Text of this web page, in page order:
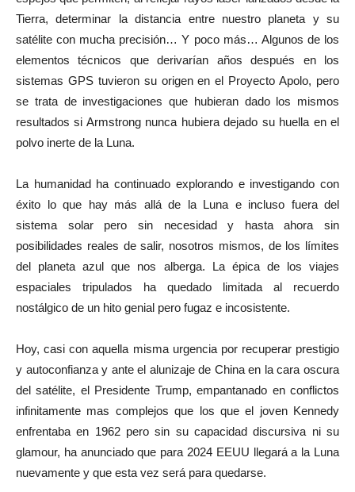
Tierra, determinar la distancia entre nuestro planeta y su
satélite con mucha precisión… Y poco más… Algunos de los
elementos técnicos que derivarían años después en los
sistemas GPS tuvieron su origen en el Proyecto Apolo, pero
se trata de investigaciones que hubieran dado los mismos
resultados si Armstrong nunca hubiera dejado su huella en el
polvo inerte de la Luna.
La humanidad ha continuado explorando e investigando con
éxito lo que hay más allá de la Luna e incluso fuera del
sistema solar pero sin necesidad y hasta ahora sin
posibilidades reales de salir, nosotros mismos, de los límites
del planeta azul que nos alberga. La épica de los viajes
espaciales tripulados ha quedado limitada al recuerdo
nostálgico de un hito genial pero fugaz e incosistente.
Hoy, casi con aquella misma urgencia por recuperar prestigio
y autoconfianza y ante el alunizaje de China en la cara oscura
del satélite, el Presidente Trump, empantanado en conflictos
infinitamente mas complejos que los que el joven Kennedy
enfrentaba en 1962 pero sin su capacidad discursiva ni su
glamour, ha anunciado que para 2024 EEUU llegará a la Luna
nuevamente y que esta vez será para quedarse.